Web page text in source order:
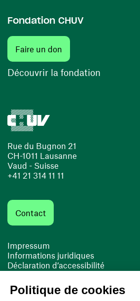
Rue du Bugnon 21
CH-1011 Lausanne
Vaud - Suisse
+41 21 314 11 11
Contact
Impressum
Informations juridiques
Déclaration d’accessibilité
Cookies
Fondation CHUV
Faire un don
Découvrir la fondation